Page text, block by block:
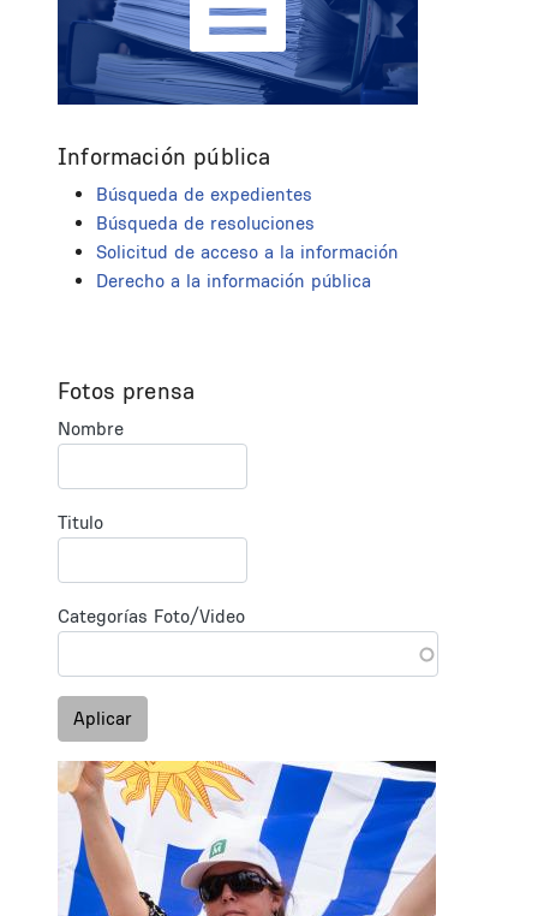
Información pública
Búsqueda de expedientes
Búsqueda de resoluciones
Solicitud de acceso a la información
Derecho a la información pública
Fotos prensa
Nombre
Titulo
Categorías Foto/Video
Aplicar